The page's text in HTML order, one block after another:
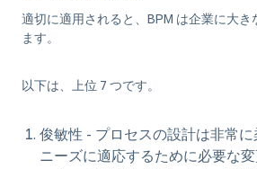
適切に適用されると、BPM は企業に大き
ます。
以下は、上位 7 つです。
俊敏性 - プロセスの設計は非常
ニーズに適応するために必要な